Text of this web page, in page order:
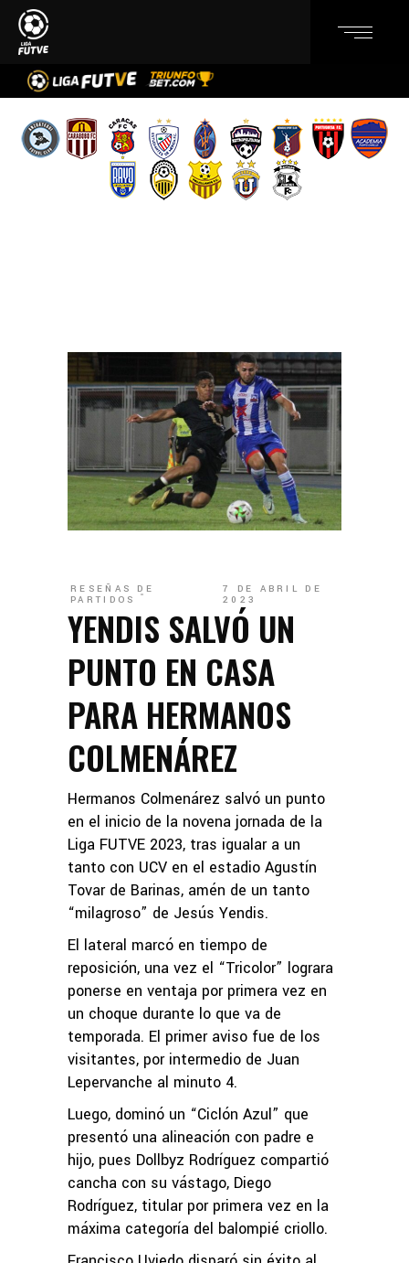
RESEÑAS DE
PARTIDOS
7 DE ABRIL DE
2023
YENDIS SALVÓ UN
PUNTO EN CASA
PARA HERMANOS
COLMENÁREZ
Hermanos Colmenárez salvó un punto
en el inicio de la novena jornada de la
Liga FUTVE 2023, tras igualar a un
tanto con UCV en el estadio Agustín
Tovar de Barinas, amén de un tanto
“milagroso” de Jesús Yendis.
El lateral marcó en tiempo de
reposición, una vez el “Tricolor” lograra
ponerse en ventaja por primera vez en
un choque durante lo que va de
temporada. El primer aviso fue de los
visitantes, por intermedio de Juan
Lepervanche al minuto 4.
Luego, dominó un “Ciclón Azul” que
presentó una alineación con padre e
hijo, pues Dollbyz Rodríguez compartió
cancha con su vástago, Diego
Rodríguez, titular por primera vez en la
máxima categoría del balompié criollo.